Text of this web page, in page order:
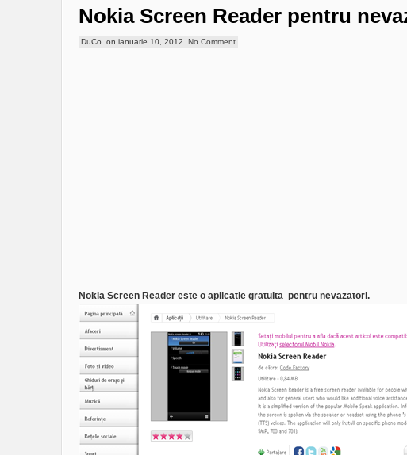
Nokia Screen Reader pentru
DuCo on ianuarie 10, 2012 No Comment
Nokia Screen Reader este o aplicatie gratuita pentru nevazatori.